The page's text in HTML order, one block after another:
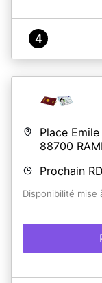
A propos de
4
Place
88700
Prochain
Disponibilité mise